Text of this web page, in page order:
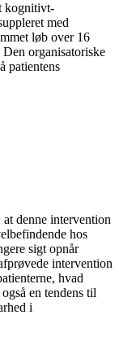
kognitivt-
med
løb over 16
organisatoriske
patientens
denne intervention
hos
sigt opnår
intervention
hvad
en tendens til
i